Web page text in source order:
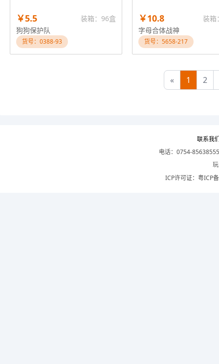
￥5.5
装箱：96盒
狗狗保护队
货号：0388-93
￥10.8
装箱
字母合体战神
货号：5658-217
« 1 2
联系我
电话：0754-
ICP许可证： 粤ICP